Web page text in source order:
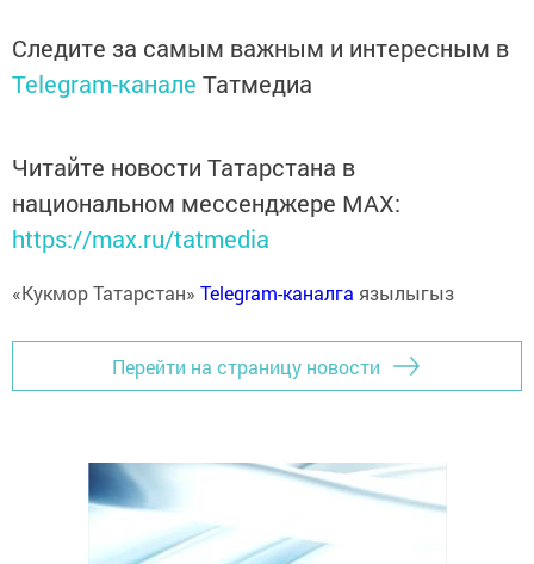
Следите за самым важным и интересным в
Telegram-канале Татмедиа
Читайте новости Татарстана в
национальном мессенджере MАХ:
https://max.ru/tatmedia
«Кукмор Татарстан» Telegram-каналга язылыгыз
Перейти на страницу новости